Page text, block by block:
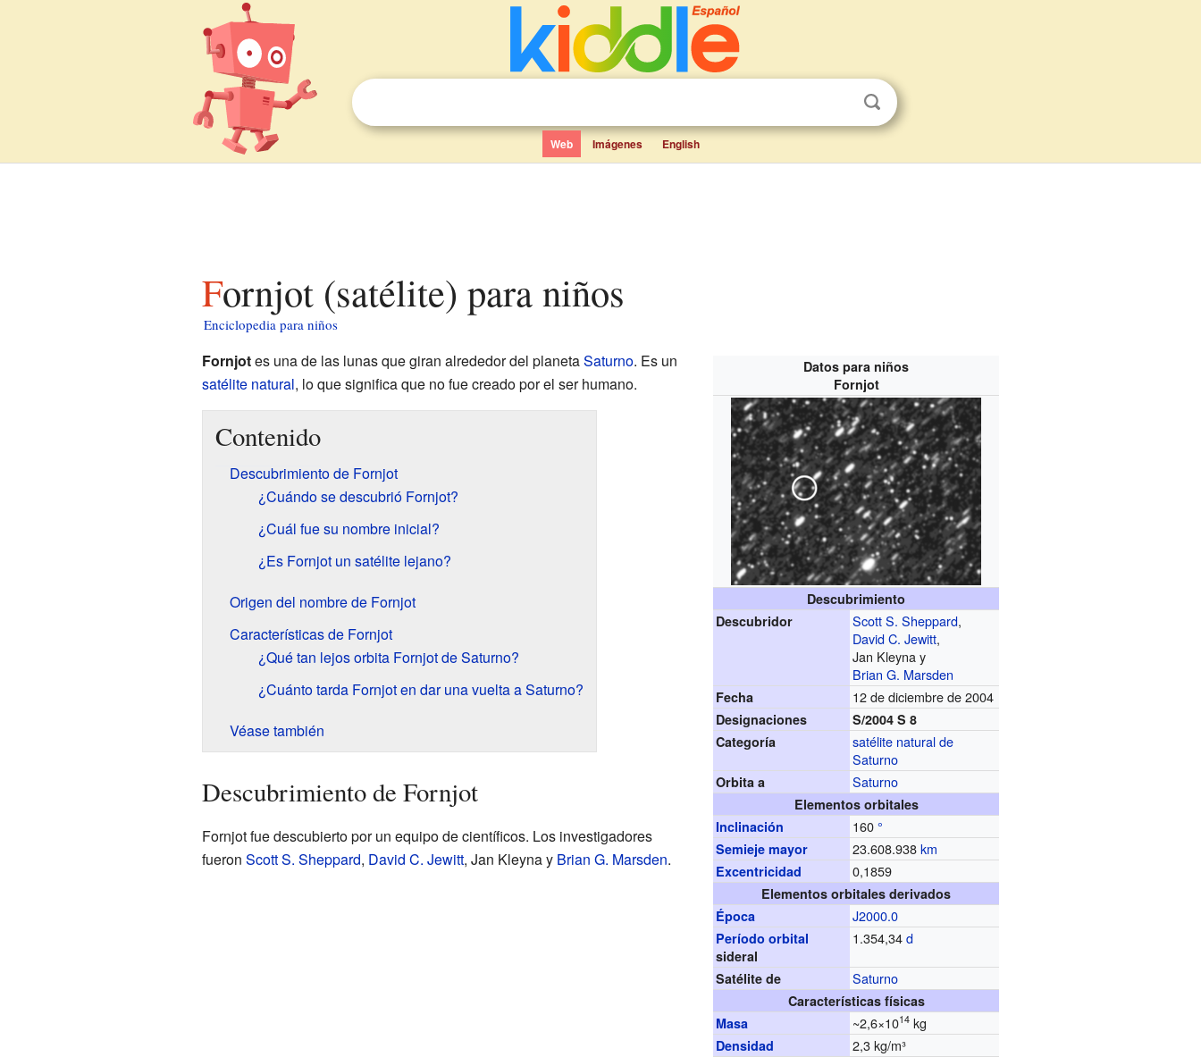
Web Imágenes English
Fornjot (satélite) para niños
Enciclopedia para niños
Datos para niños
Fornjot
Descubrimiento
Descubridor
Scott S. Sheppard,
David C. Jewitt,
Jan Kleyna y
Brian G. Marsden
Fecha 12 de diciembre de 2004
Designaciones
S/2004 S 8
Categoría
satélite natural de
Saturno
Orbita a Saturno
Elementos orbitales
Inclinación
160°
Semieje mayor 23.608.938km
Excentricidad 0,1859
Elementos orbitales derivados
Época
J2000.0
Período orbital
sideral
1.354,34d
Satélite de Saturno
Características físicas
Masa
~2,6×1014 kg
Densidad 2,3 kg/m³
Fornjotes una de las lunas que giran alrededor del planetaSaturno. Es un
satélite natural, lo que significa que no fue creado por el ser humano.
Contenido
Descubrimiento de Fornjot
¿Cuándo se descubrió Fornjot?
¿Cuál fue su nombre inicial?
¿Es Fornjot un satélite lejano?
Origen del nombre de Fornjot
Características de Fornjot
¿Qué tan lejos orbita Fornjot de Saturno?
¿Cuánto tarda Fornjot en dar una vuelta a Saturno?
Véase también
Descubrimiento de Fornjot
Fornjot fue descubierto por un equipo de científicos. Los investigadores
fueron Scott S. Sheppard, David C. Jewitt, Jan Kleyna y Brian G. Marsden.